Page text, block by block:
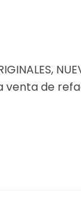
venta de